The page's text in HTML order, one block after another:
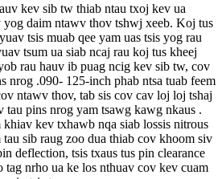
kev sib tw thiab ntau txoj kev ua
daim ntawv thov tshwj xeeb. Koj tus
tsis muab qee yam uas tsis yog rau
tsum ua siab ncaj rau koj tus kheej
rau hauv ib puag ncig kev sib tw, cov
nrog .090- 125-inch phab ntsa tuab feem
ntawv thov, tab sis cov cav loj loj tshaj
tau pins nrog yam tsawg kawg nkaus .
kev txhawb nqa siab lossis nitrous
sib raug zoo dua thiab cov khoom siv
deflection, tsis txaus tus pin clearance
tag nrho ua ke los nthuav cov kev cuam